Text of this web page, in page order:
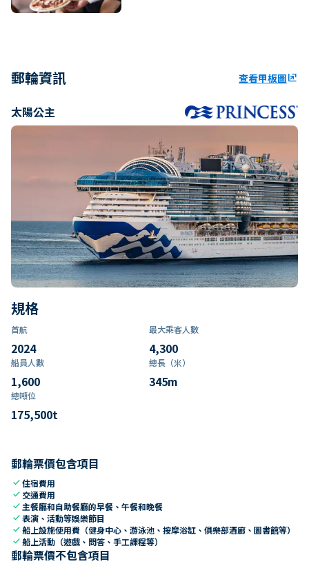
郵輪資訊 查看甲板圖ungroup
太陽公主
規格
首航
2024
最大乘客人數
4,300
船員人數
1,600
總長（米）
345m
總噸位
175,500t
郵輪票價包含項目
check住宿費用
check 交通費用
check 主餐廳和自助餐廳的早餐、午餐和晚餐
check表演、活動等娛樂節目
check船上設施使用費（健身中心、游泳池、按摩浴缸、俱樂部酒廊、圖書館等）
check船上活動（遊戲、問答、手工課程等）
郵輪票價不包含項目